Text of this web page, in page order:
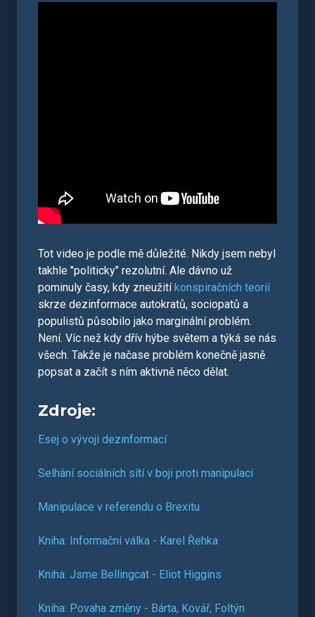
Tot video je podle mě důležité. Nikdy jsem nebyl
takhle "politicky" rezolutní. Ale dávno už
pominuly časy, kdy zneužitíkonspiračních teorií
skrze dezinformace autokratů, sociopatů a
populistů působilo jako marginální problém.
Není. Víc než kdy dřív hýbe světem a týká se nás
všech. Takže je načase problém konečně jasně
popsat a začít s ním aktivně něco dělat.
Zdroje:
Esej o vývoji dezinformací
Selhání sociálních sítí v boji proti manipulaci
Manipulace v referendu o Brexitu
Kniha: Informační válka - Karel Řehka
Kniha: Jsme Bellingcat - Eliot Higgins
Kniha: Povaha změny - Bárta, Kovář, Foltýn